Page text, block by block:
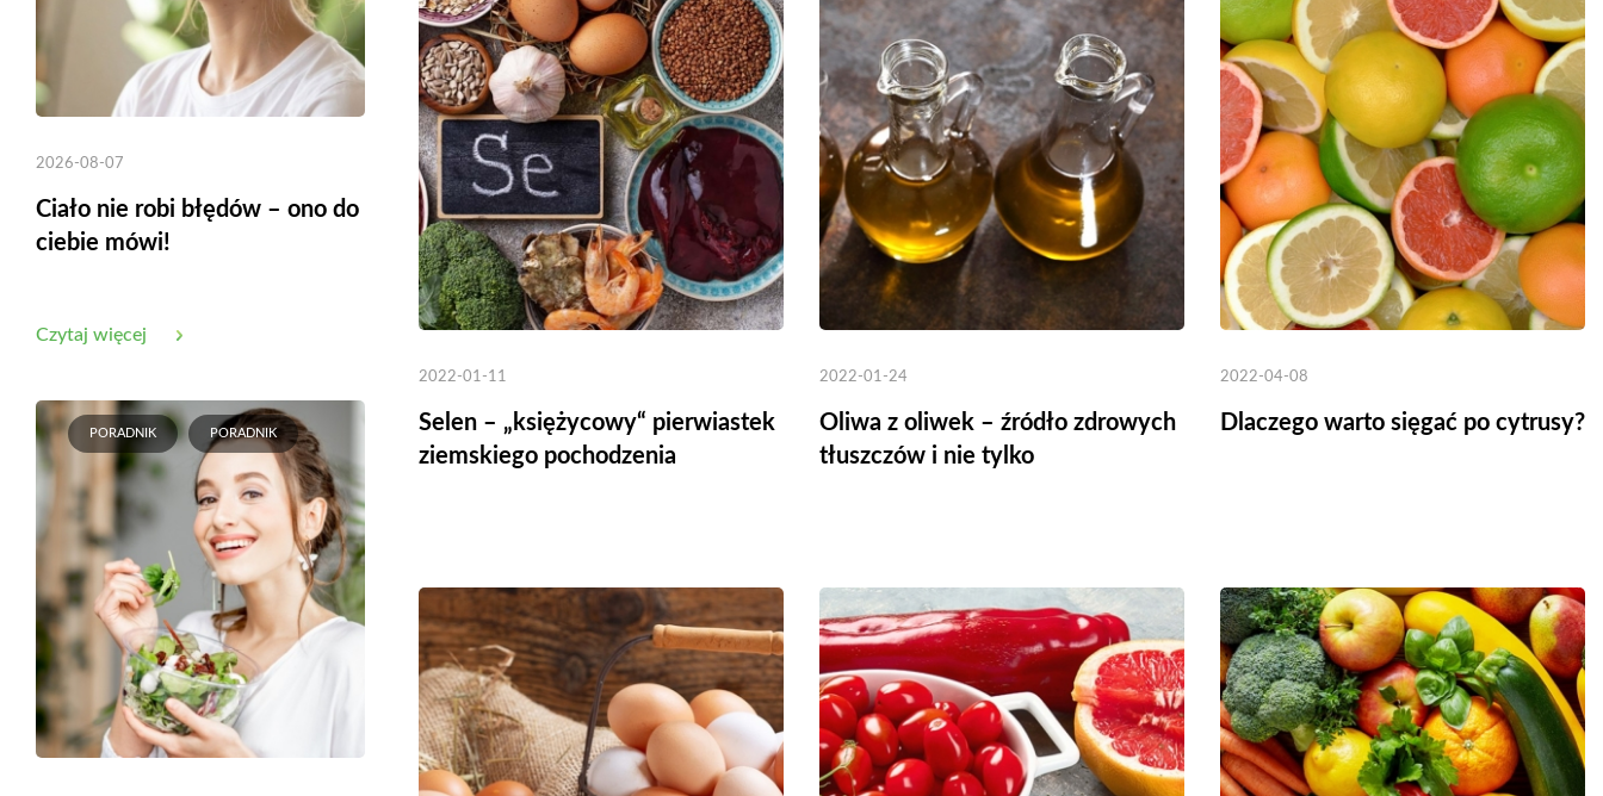
2026-08-07
Ciało nie robi błędów – ono do
ciebie mówi!
Czytaj więcej
PORADNIK PORADNIK
2022-01-11
Selen – „księżycowy“ pierwiastek
ziemskiego pochodzenia
2022-01-24
Oliwa z oliwek – źródło zdrowych
tłuszczów i nie tylko
2022-04-08
Dlaczego warto sięgać po cytrusy?